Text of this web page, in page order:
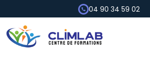
04 90 34 59 02